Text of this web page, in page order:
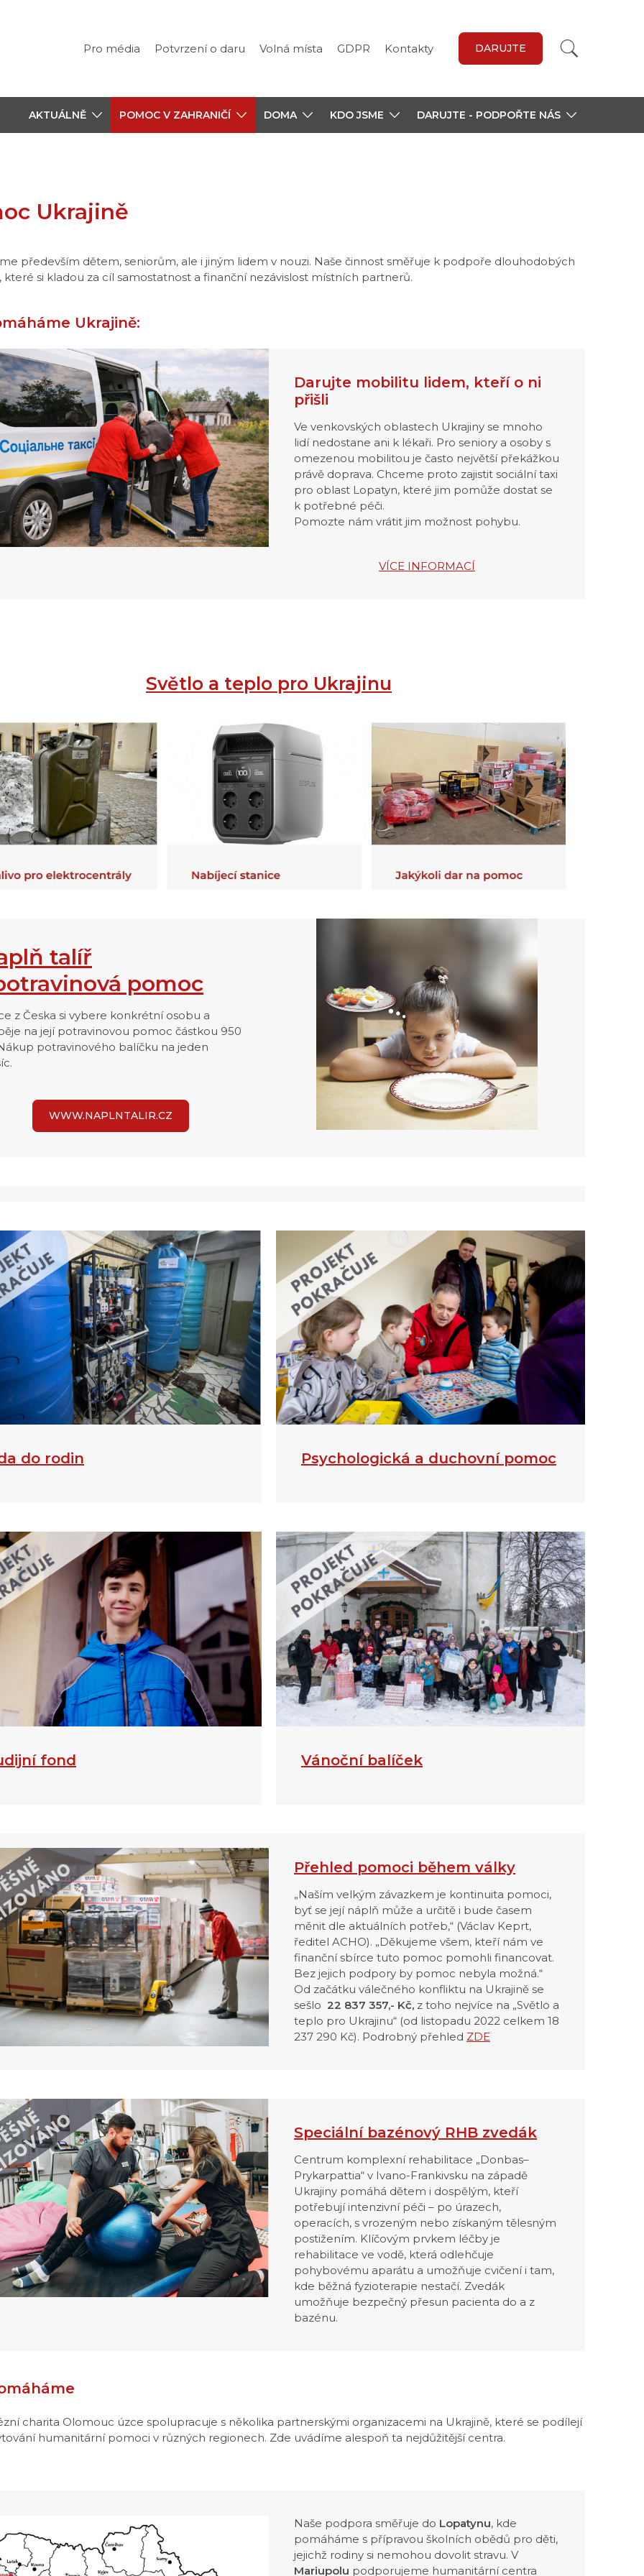
Pro média Potvrzení o daru Volná místa GDPR Kontakty DARUJTE
AKTUÁLNĚ POMOC V ZAHRANIČÍ DOMA KDO JSME DARUJTE - PODPOŘTE NÁS
Ukrajině
především dětem, seniorům, ale i jiným lidem v nouzi. Naše činnost směřuje k podpoře dlouhodobých
si kladou za cíl samostatnost a finanční nezávislost místních partnerů.
Ukrajině:
Darujte mobilitu lidem, kteří o ni
přišli
Ve venkovských oblastech Ukrajiny se mnoho
lidí nedostane ani k lékaři. Pro seniory a osoby s
omezenou mobilitou je často největší překážkou
právě doprava. Chceme proto zajistit sociální taxi
pro oblast Lopatyn, které jim pomůže dostat se
k potřebné péči.
Pomozte nám vrátit jim možnost pohybu.
VÍCE INFORMACÍ
Světlo a teplo pro Ukrajinu
talíř
pomoc
z Česka si vybere konkrétní osobu a
na její potravinovou pomoc částkou 950
potravinového balíčku na jeden
WWW.NAPLNTALIR.CZ
do rodin Psychologická a duchovní pomoc
fond Vánoční balíček
Přehled pomoci během války
„Naším velkým závazkem je kontinuita pomoci,
byť se její náplň může a určitě i bude časem
měnit dle aktuálních potřeb,“ (Václav Keprt,
ředitel ACHO). „Děkujeme všem, kteří nám ve
finanční sbírce tuto pomoc pomohli financovat.
Bez jejich podpory by pomoc nebyla možná.“
Od začátku válečného konfliktu na Ukrajině se
sešlo 22 837 357,- Kč, z toho nejvíce na „Světlo a
teplo pro Ukrajinu“ (od listopadu 2022 celkem 18
237 290 Kč). Podrobný přehled ZDE
Speciální bazénový RHB zvedák
Centrum komplexní rehabilitace „Donbas–
Prykarpattia“ v Ivano-Frankivsku na západě
Ukrajiny pomáhá dětem i dospělým, kteří
potřebují intenzivní péči – po úrazech,
operacích, s vrozeným nebo získaným tělesným
postižením. Klíčovým prvkem léčby je
rehabilitace ve vodě, která odlehčuje
pohybovému aparátu a umožňuje cvičení i tam,
kde běžná fyzioterapie nestačí. Zvedák
umožňuje bezpečný přesun pacienta do a z
bazénu.
charita Olomouc úzce spolupracuje s několika partnerskými organizacemi na Ukrajině, které se podílejí
humanitární pomoci v různých regionech. Zde uvádíme alespoň ta nejdůžitější centra.
Naše podpora směřuje do Lopatynu, kde
pomáháme s přípravou školních obědů pro děti,
jejichž rodiny si nemohou dovolit stravu. V
Mariupolu podporujeme humanitární centra